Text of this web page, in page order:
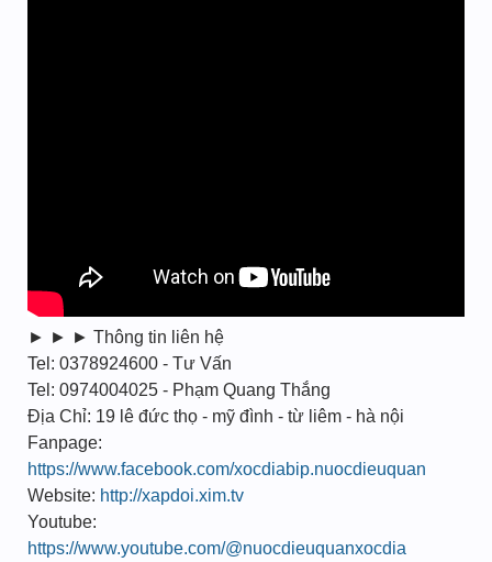
► ► ► Thông tin liên hệ
Tel: 0378924600 - Tư Vấn
Tel: 0974004025 - Phạm Quang Thắng
Địa Chỉ: 19 lê đức thọ - mỹ đình - từ liêm - hà nội
Fanpage:
https://www.facebook.com/xocdiabip.nuocdieuquan
Website: http://xapdoi.xim.tv
Youtube:
https://www.youtube.com/@nuocdieuquanxocdia